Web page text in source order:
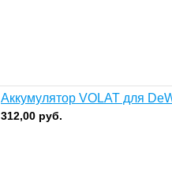
Аккумулятор VOLAT для
312,00 руб.